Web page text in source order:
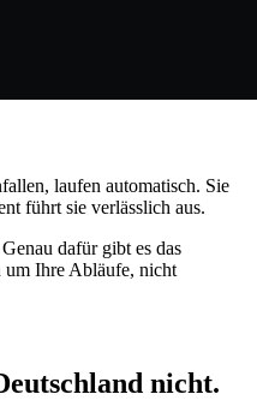
laufen automatisch. Sie
führt sie verlässlich aus.
dafür gibt es das
um Ihre Abläufe, nicht
nicht.